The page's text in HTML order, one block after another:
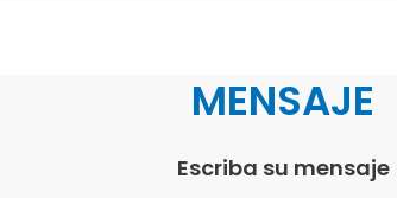
MENSAJE
Escriba su mensaje